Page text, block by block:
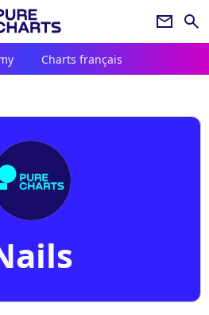
newsletter search
Charts français